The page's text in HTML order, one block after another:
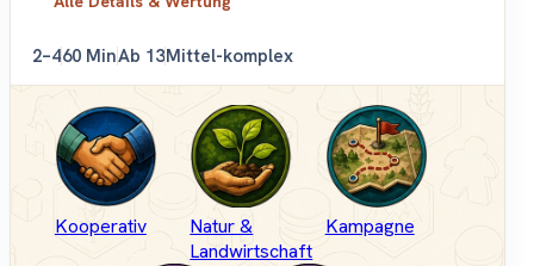
2–460 MinAb 13Mittel-komplex
Kooperativ
Natur &
Landwirtschaft
Kampagne